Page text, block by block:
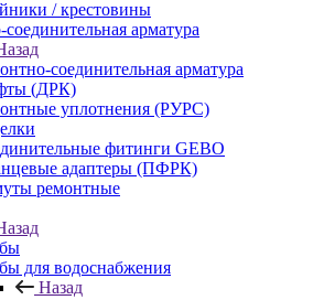
/ крестовины
арматура
соединительная арматура
(ДРК)
уплотнения (РУРС)
фитинги GEBO
адаптеры (ПФРК)
ремонтные
для водоснабжения
Назад